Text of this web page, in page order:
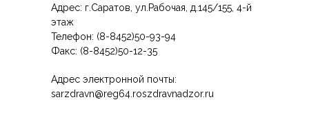
Адрес: г.Саратов, ул.Рабочая, д.145/155, 4-й
этаж
Телефон: (8-8452)50-93-94
Факс: (8-8452)50-12-35
Адрес электронной почты:
sarzdravn@reg64.roszdravnadzor.ru